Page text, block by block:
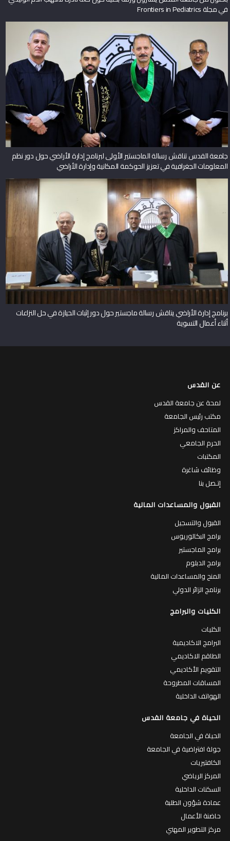
في مجلة Frontiers in Pediatrics
جامعة القدس تناقش رسالة الماجستير الأولى لبرنامج إدارة الأراضي حول دور نظم
المعلومات الجغرافية في تعزيز الحوكمة المكانية وإدارة الأراضي
برنامج إدارة الأراضي يناقش رسالة ماجستير حول دور إثبات الحيازة في حل النزاعات
أثناء أعمال التسوية
عن القدس
لمحة عن جامعة القدس
مكتب رئيس الجامعة
المتاحف والمراكز
الحرم الجامعي
المكتبات
وظائف شاغرة
إتـصل بنا
القبول والمساعدات المالية
القبول والتسجيل
برامج البكالوريوس
برامج الماجستير
برامج الدبلوم
المنح والمساعدات المالية
برنامج الزائر الدولي
الكليات والبرامج
الكليات
البرامج الاكاديمية
الطاقم الاكاديمي
التقويم الأكاديمي
المساقات المطروحة
الهواتف الداخلية
الحياة في جامعة القدس
الحياة في الجامعة
جولة افتراضية في الجامعة
الكافتيريات
المركز الرياضي
السكنات الداخلية
عمادة شؤون الطلبة
حاضنة الأعمال
مركز التطوير المهني